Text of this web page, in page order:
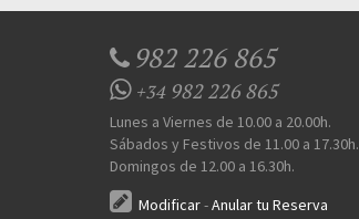
982 226 865
+34982 226 865
Lunes a Viernes de 10.00 a 20.00h.
Sábados y Festivos de 11.00 a 17.30h.
Domingos de 12.00 a 16.30h.
Modificar-Anular tu Reserva